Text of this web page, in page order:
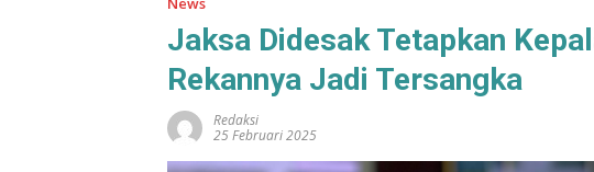
Jaksa Didesak Tetapkan
Rekannya Jadi Tersangka
Redaksi
25 Februari 2025